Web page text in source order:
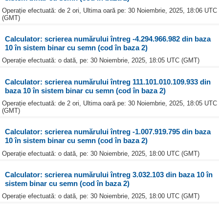
Operație efectuată: de 2 ori, Ultima oară pe: 30 Noiembrie, 2025, 18:06 UTC
(GMT)
Calculator: scrierea numărului întreg -4.294.966.982 din baza
10 în sistem binar cu semn (cod în baza 2)
Operație efectuată: o dată, pe: 30 Noiembrie, 2025, 18:05 UTC (GMT)
Calculator: scrierea numărului întreg 111.101.010.109.933 din
baza 10 în sistem binar cu semn (cod în baza 2)
Operație efectuată: de 2 ori, Ultima oară pe: 30 Noiembrie, 2025, 18:05 UTC
(GMT)
Calculator: scrierea numărului întreg -1.007.919.795 din baza
10 în sistem binar cu semn (cod în baza 2)
Operație efectuată: o dată, pe: 30 Noiembrie, 2025, 18:00 UTC (GMT)
Calculator: scrierea numărului întreg 3.032.103 din baza 10 în
sistem binar cu semn (cod în baza 2)
Operație efectuată: o dată, pe: 30 Noiembrie, 2025, 18:00 UTC (GMT)